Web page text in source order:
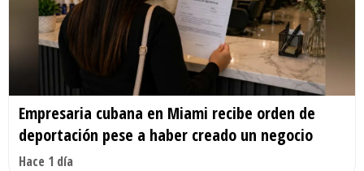
Empresaria cubana en Miami recibe orden de
deportación pese a haber creado un negocio
Hace 1 día